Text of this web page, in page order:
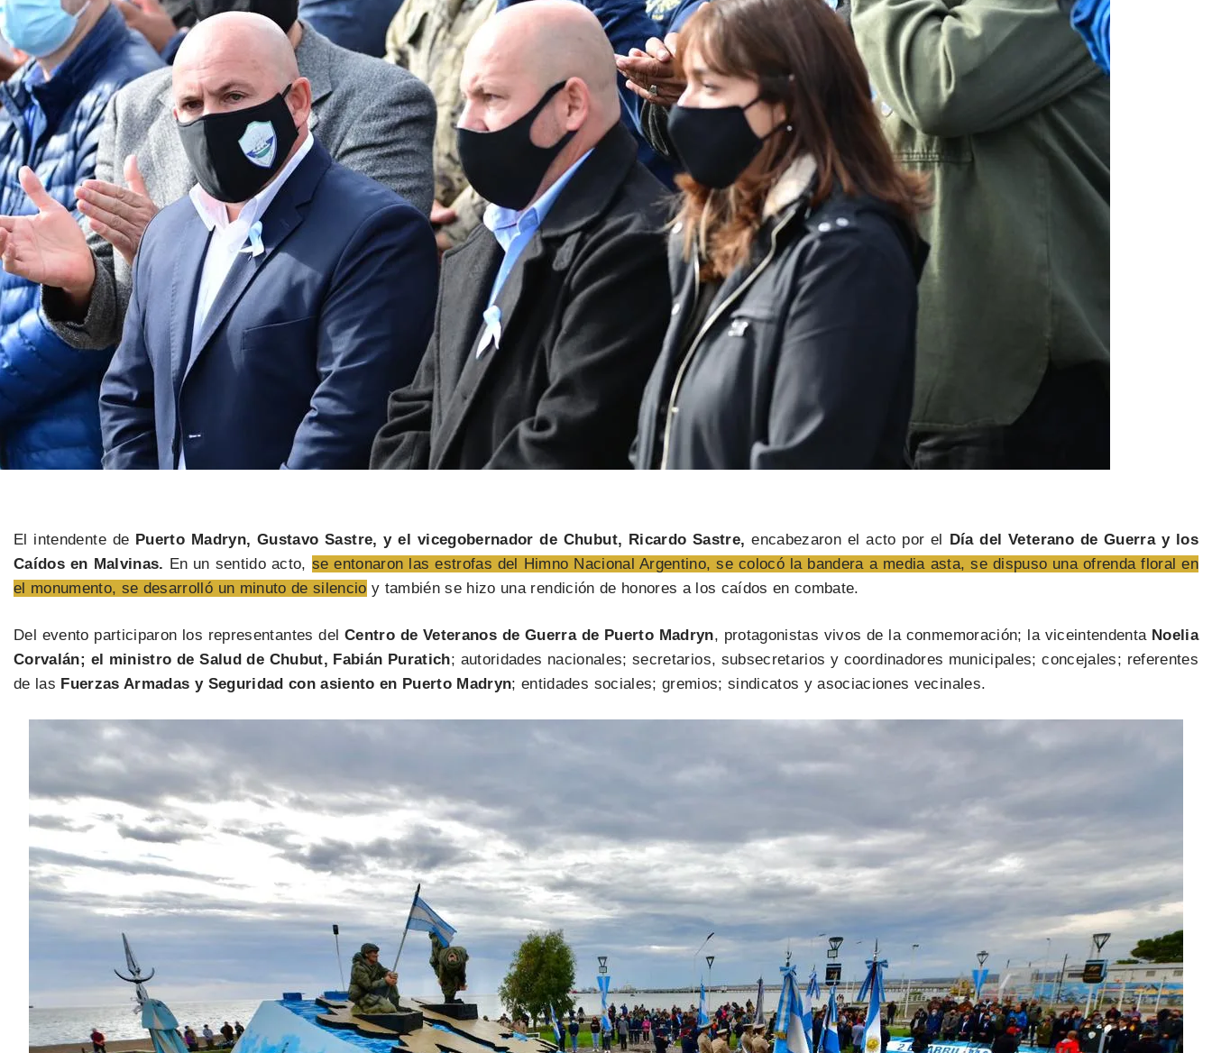
El intendente de Puerto Madryn, Gustavo Sastre, y el vicegobernador de Chubut, Ricardo Sastre, encabezaron el acto por el Día del Veterano de Guerra y los
Caídos en Malvinas. En un sentido acto, se entonaron las estrofas del Himno Nacional Argentino, se colocó la bandera a media asta, se dispuso una ofrenda floral en
el monumento, se desarrolló un minuto de silencio y también se hizo una rendición de honores a los caídos en combate.
Del evento participaron los representantes del Centro de Veteranos de Guerra de Puerto Madryn, protagonistas vivos de la conmemoración; la viceintendenta Noelia
Corvalán; el ministro de Salud de Chubut, Fabián Puratich; autoridades nacionales; secretarios, subsecretarios y coordinadores municipales; concejales; referentes
de las Fuerzas Armadas y Seguridad con asiento en Puerto Madryn; entidades sociales; gremios; sindicatos y asociaciones vecinales.